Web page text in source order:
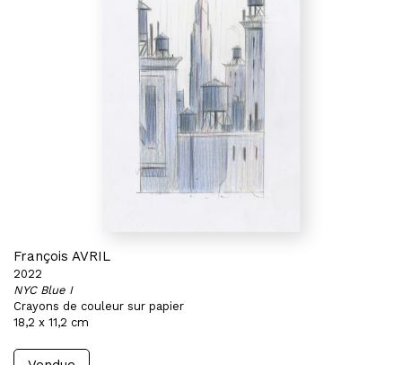
François AVRIL
2022
NYC Blue I
Crayons de couleur sur papier
18,2 x 11,2 cm